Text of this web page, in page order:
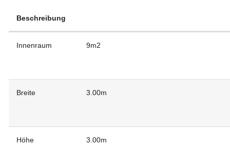
Beschreibung
Innenraum 9m2
Breite 3.00m
Höhe 3.00m